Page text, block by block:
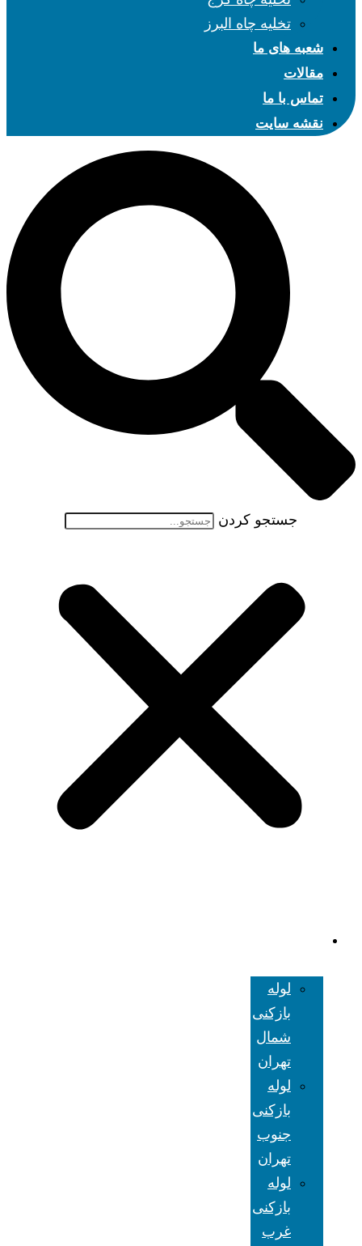
تخلیه چاه البرز
شعبه های ما
مقالات
تماس با ما
نقشه سایت
جستجو کردن
لوله
بازکنی
شمال
تهران
لوله
بازکنی
جنوب
تهران
لوله
بازکنی
غرب